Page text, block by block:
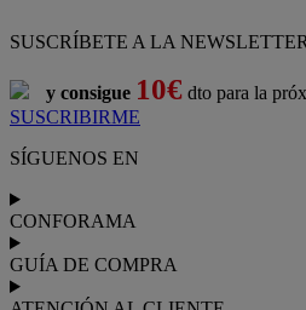
SUSCRÍBETE A LA NEWSLETTER
y consigue 10€ dto para la
SUSCRIBIRME
SÍGUENOS EN
CONFORAMA
GUÍA DE COMPRA